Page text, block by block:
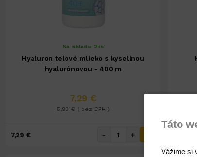
Na sklade 2ks
Hyaluron telové mlieko s kyselinou
hyalurónovou - 400 m
7,29 €
5,93 € ( bez DPH )
7,29 € - +
Táto
Vážime si